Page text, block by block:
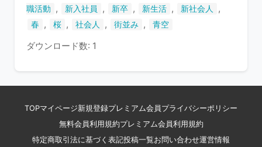
職活動
, 新入社員 , 新卒 , 新生活 , 新社会人 ,
春 , 桜 , 社会人 , 街並み , 青空
ダウンロード数: 1
TOPマイページ新規登録プレミアム会員 プライバシーポリシー
無料会員利用規約プレミアム会員利用規約
特定商取引法に基づく表記投稿一覧お問い合わせ運営情報